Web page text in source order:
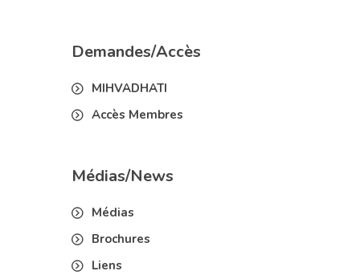
Demandes/Accès
MIHVADHATI
Accès Membres
Médias/News
Médias
Brochures
Liens